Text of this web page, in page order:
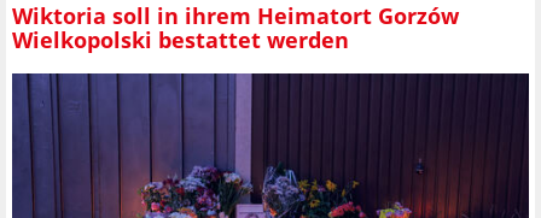
Wiktoria soll in ihrem Heimatort Gorzów
Wielkopolski bestattet werden